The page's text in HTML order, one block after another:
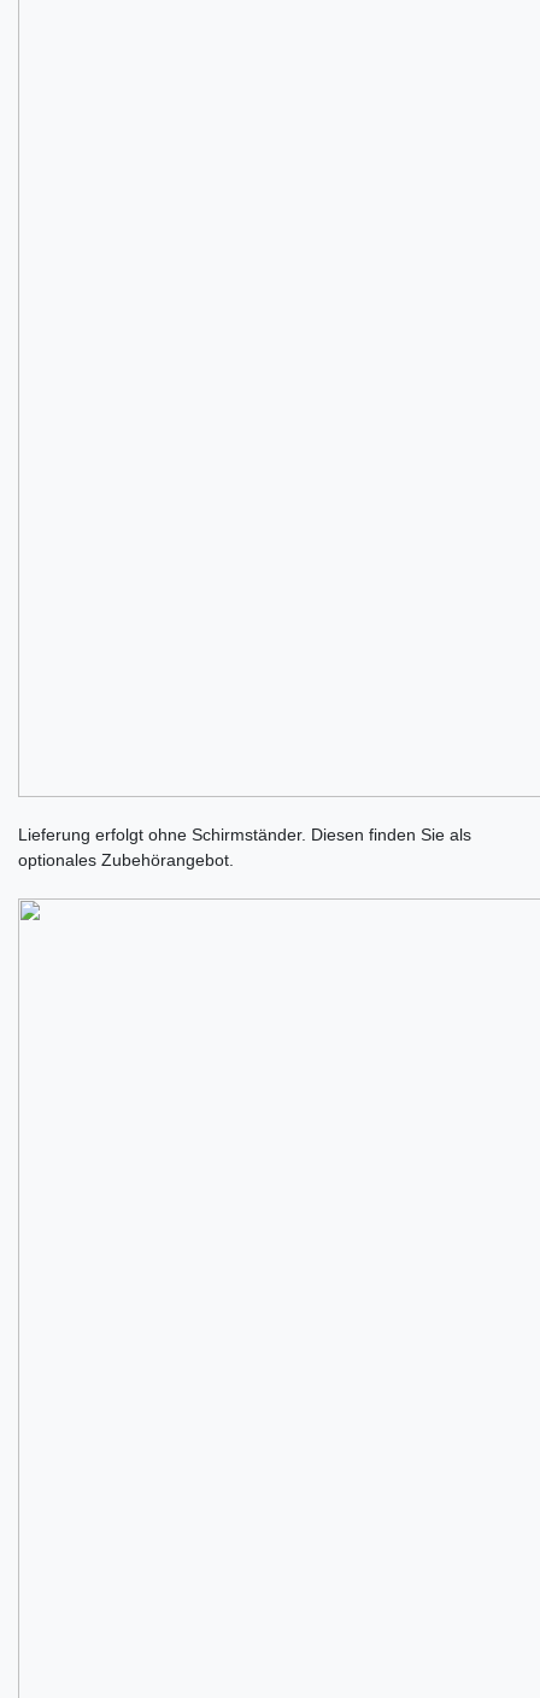
Lieferung erfolgt ohne Schirmständer. Diesen finden Sie als
optionales Zubehörangebot.